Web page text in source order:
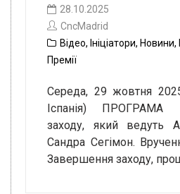
28.10.2025
CncMadrid
Відео, Ініціатори, Новини,
Премії
Середа, 29 жовтня
Іспанія) ПРОГРАМА
заходу, який ведуть
Сандра Сегімон.
Завершення заходу,